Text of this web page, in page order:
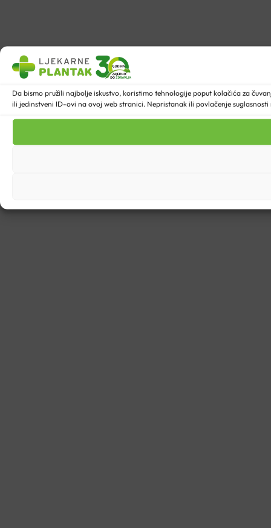
Da bismo pružili najbolje iskustvo, koristimo tehnologije poput kolačića za
ili jedinstveni ID-ovi na ovoj web stranici. Nepristanak ili povlačenje